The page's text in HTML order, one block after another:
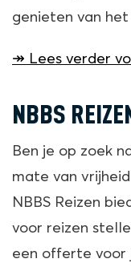
genieten van
↠ Lees verder
NBBS
Ben je op zoek
mate van
NBBS Reizen
voor reizen
een offerte voor